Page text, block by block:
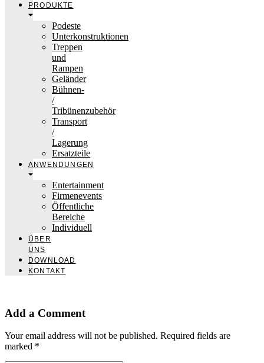
PRODUKTE
Podeste
Unterkonstruktionen
Treppen
und
Rampen
Geländer
Bühnen-
/
Tribünenzubehör
Transport
/
Lagerung
Ersatzteile
ANWENDUNGEN
Entertainment
Firmenevents
Öffentliche
Bereiche
Individuell
ÜBER
UNS
DOWNLOAD
KONTAKT
Add a Comment
Your email address will not be published. Required fields are
marked *